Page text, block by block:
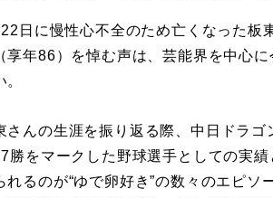
日に慢性心不全のため亡くなった板
享年86）を悼む声は、芸能界を中心に
。
んの生涯を振り返る際、中日ドラゴ
勝をマークした野球選手としての実績
れるのが“ゆで卵好き”の数々のエピソ